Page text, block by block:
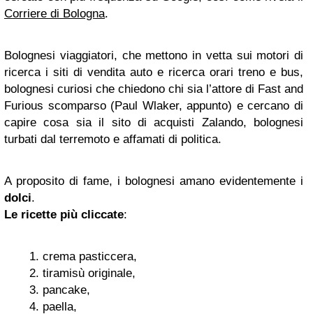
Corriere di Bologna.
Bolognesi viaggiatori, che mettono in vetta sui motori di
ricerca i siti di vendita auto e ricerca orari treno e bus,
bolognesi curiosi che chiedono chi sia l’attore di Fast and
Furious scomparso (Paul Wlaker, appunto) e cercano di
capire cosa sia il sito di acquisti Zalando, bolognesi
turbati dal terremoto e affamati di politica.
A proposito di fame, i bolognesi amano evidentemente i
dolci.
Le ricette più cliccate:
crema pasticcera,
tiramisù originale,
pancake,
paella,